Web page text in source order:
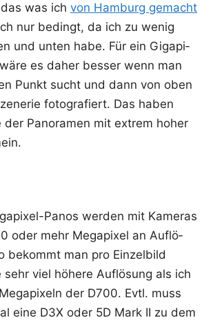
was ich von Ham­burg gemacht
nur bedingt, da ich zu wenig
und unten habe. Für ein Giga­pi­
es daher bes­ser wenn man
Punkt sucht und dann von oben
foto­gra­fiert. Das haben
der Pan­ora­men mit extrem hoher
Panos wer­den mit Kame­ras
oder mehr Mega­pi­xel an Auf­lö­
bekommt man pro Ein­zel­bild
sehr viel höhe­re Auf­lö­sung als ich
der D700. Evtl. muss
eine D3X oder 5D Mark II zu dem